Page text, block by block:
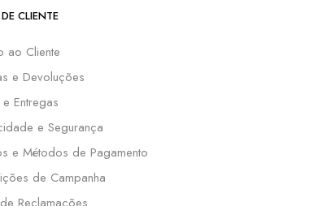
CLIENTE
ao Cliente
e Devoluções
Entregas
e Segurança
e Métodos de Pagamento
de Campanha